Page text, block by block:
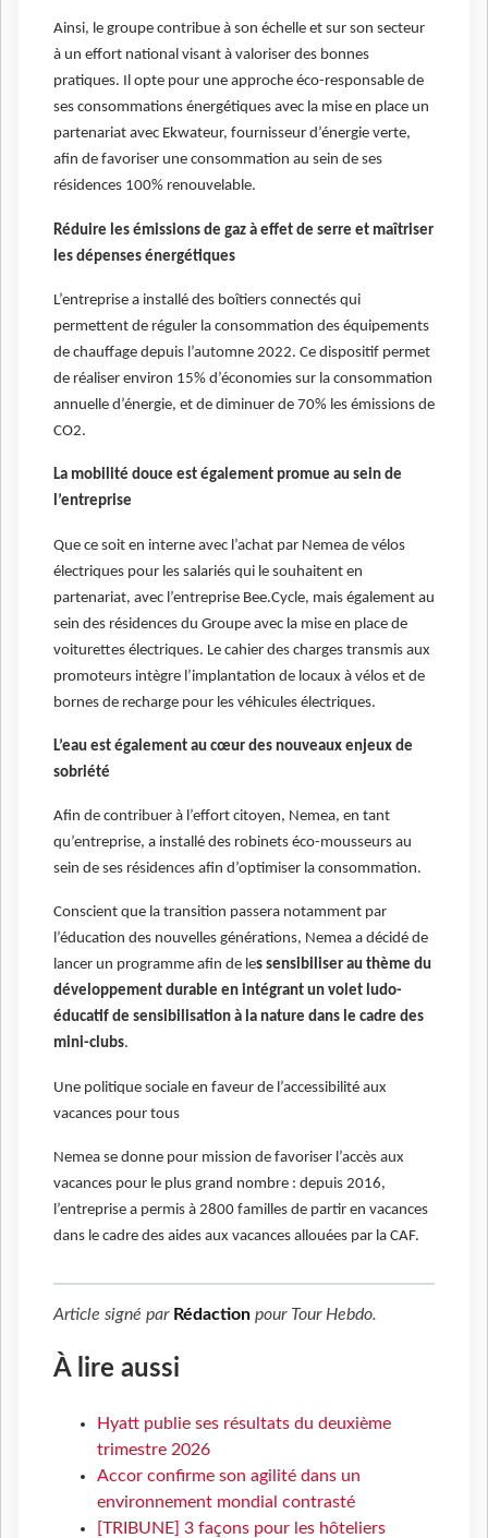
Ainsi, le groupe contribue à son échelle et sur son secteur
à un effort national visant à valoriser des bonnes
pratiques. Il opte pour une approche éco-responsable de
ses consommations énergétiques avec la mise en place un
partenariat avec Ekwateur, fournisseur d’énergie verte,
afin de favoriser une consommation au sein de ses
résidences 100% renouvelable.
Réduire les émissions de gaz à effet de serre et maîtriser
les dépenses énergétiques
L’entreprise a installé des boîtiers connectés qui
permettent de réguler la consommation des équipements
de chauffage depuis l’automne 2022. Ce dispositif permet
de réaliser environ 15% d’économies sur la consommation
annuelle d’énergie, et de diminuer de 70% les émissions de
CO2.
La mobilité douce est également promue au sein de
l’entreprise
Que ce soit en interne avec l’achat par Nemea de vélos
électriques pour les salariés qui le souhaitent en
partenariat, avec l’entreprise Bee.Cycle, mais également au
sein des résidences du Groupe avec la mise en place de
voiturettes électriques. Le cahier des charges transmis aux
promoteurs intègre l’implantation de locaux à vélos et de
bornes de recharge pour les véhicules électriques.
L’eau est également au cœur des nouveaux enjeux de
sobriété
Afin de contribuer à l’effort citoyen, Nemea, en tant
qu’entreprise, a installé des robinets éco-mousseurs au
sein de ses résidences afin d’optimiser la consommation.
Conscient que la transition passera notamment par
l’éducation des nouvelles générations, Nemea a décidé de
lancer un programme afin de les sensibiliser au thème du
développement durable en intégrant un volet ludo-
éducatif de sensibilisation à la nature dans le cadre des
mini-clubs.
Une politique sociale en faveur de l’accessibilité aux
vacances pour tous
Nemea se donne pour mission de favoriser l’accès aux
vacances pour le plus grand nombre : depuis 2016,
l’entreprise a permis à 2800 familles de partir en vacances
dans le cadre des aides aux vacances allouées par la CAF.
Article signé par Rédaction pour Tour Hebdo.
À lire aussi
Hyatt publie ses résultats du deuxième
trimestre 2026
Accor confirme son agilité dans un
environnement mondial contrasté
[TRIBUNE] 3 façons pour les hôteliers